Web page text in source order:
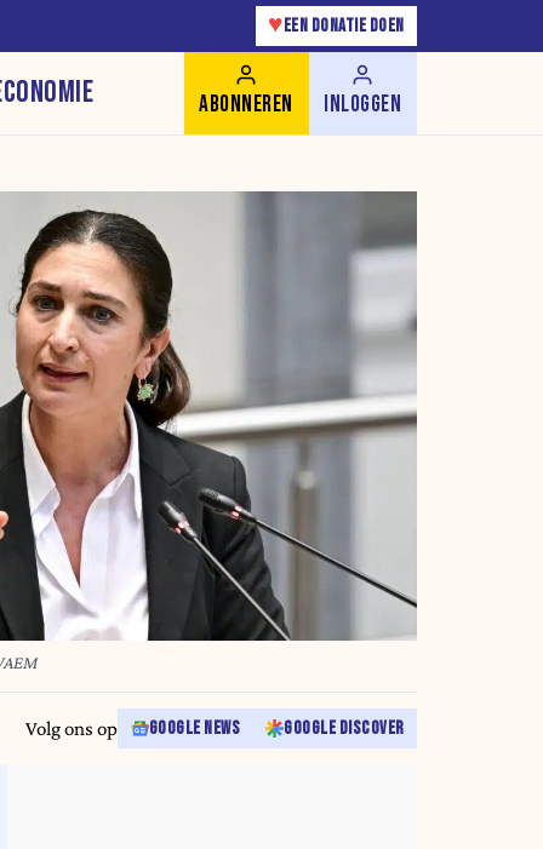
♥ EEN DONATIE DOEN
ABONNEREN INLOGGEN
Volg ons op GOOGLE NEWS GOOGLE DISCOVER